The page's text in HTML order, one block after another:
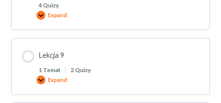
4 Quizy
Expand
Lekcja 9
1 Temat | 2 Quizy
Expand